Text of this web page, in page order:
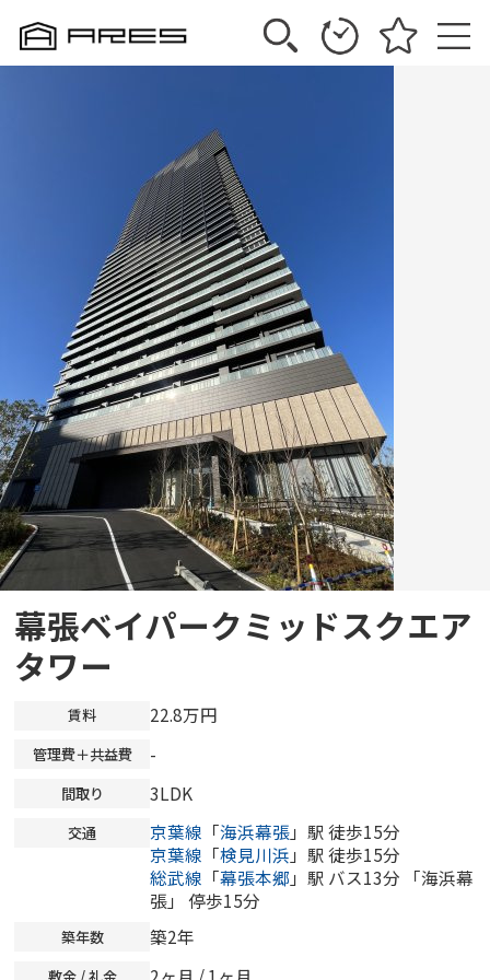
幕張ベイパークミッドスクエア
タワー
賃料 22.8万円
管理費＋共益費 -
間取り 3LDK
交通 京葉線 「海浜幕張」駅 徒歩15分
京葉線 「検見川浜 」駅 徒歩15分
総武線 「幕張本郷 」駅 バス13分 「海浜幕
張」 停歩15分
築年数 築2年
2ヶ月 / 1ヶ月